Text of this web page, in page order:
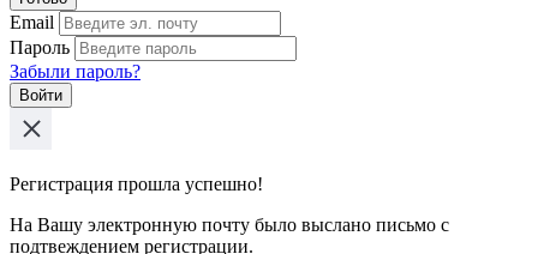
Email
Пароль
Забыли пароль?
Войти
Регистрация прошла успешно!
На Вашу электронную почту было выслано письмо с
подтвеждением регистрации.